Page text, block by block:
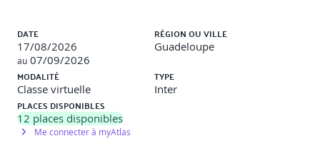
DATE
17/08/2026
au 07/09/2026
RÉGION OU VILLE
Guadeloupe
MODALITÉ
Classe virtuelle
TYPE
Inter
PLACES DISPONIBLES
12 places disponibles
Me connecter à myAtlas